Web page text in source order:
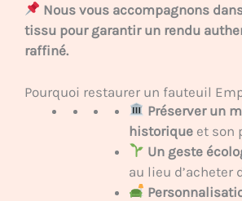
Nous vous accompagnons
tissu pour garantir un rendu
raffiné.
Pourquoi restaurer un fauteuil
Préserver un
historiqueet son
Un geste
au lieu d’acheter